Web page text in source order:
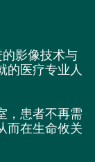
的影像技术与
的医疗专业人
，患者不再需
而在生命攸关